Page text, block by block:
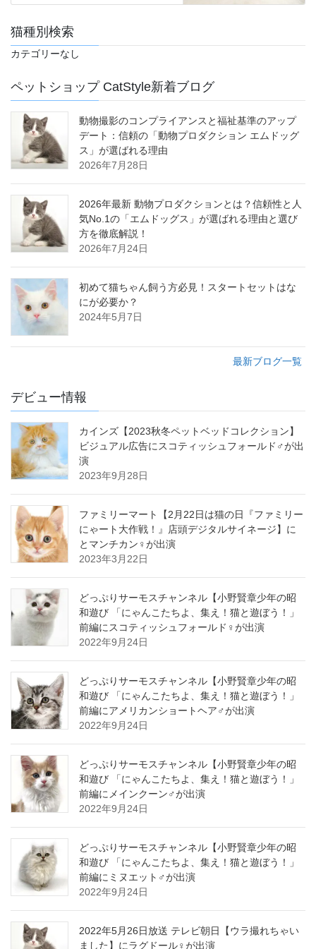
猫種別検索
カテゴリーなし
ペットショップ CatStyle新着ブログ
動物撮影のコンプライアンスと福祉基準のアップ
デート：信頼の「動物プロダクション エムドッグ
ス」が選ばれる理由
2026年7月28日
2026年最新 動物プロダクションとは？信頼性と人
気No.1の「エムドッグス」が選ばれる理由と選び
方を徹底解説！
2026年7月24日
初めて猫ちゃん飼う方必見！スタートセットはな
にが必要か？
2024年5月7日
最新ブログ一覧
デビュー情報
カインズ【2023秋冬ペットベッドコレクション】
ビジュアル広告にスコティッシュフォールド♂が出
演
2023年9月28日
ファミリーマート【2月22日は猫の日『ファミリー
にゃート大作戦！』店頭デジタルサイネージ】に
とマンチカン♀が出演
2023年3月22日
どっぷりサーモスチャンネル【小野賢章少年の昭
和遊び 「にゃんこたちよ、集え！猫と遊ぼう！」
前編にスコティッシュフォールド♀が出演
2022年9月24日
どっぷりサーモスチャンネル【小野賢章少年の昭
和遊び 「にゃんこたちよ、集え！猫と遊ぼう！」
前編にアメリカンショートヘア♂が出演
2022年9月24日
どっぷりサーモスチャンネル【小野賢章少年の昭
和遊び 「にゃんこたちよ、集え！猫と遊ぼう！」
前編にメインクーン♂が出演
2022年9月24日
どっぷりサーモスチャンネル【小野賢章少年の昭
和遊び 「にゃんこたちよ、集え！猫と遊ぼう！」
前編にミヌエット♂が出演
2022年9月24日
2022年5月26日放送 テレビ朝日【ウラ撮れちゃい
ました】にラグドール♀が出演